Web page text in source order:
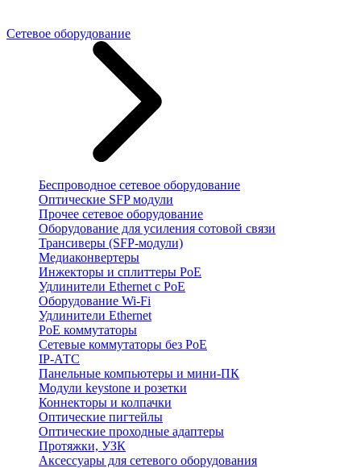
Сетевое оборудование
Беспроводное сетевое оборудование
Оптические SFP модули
Прочее сетевое оборудование
Оборудование для усиления сотовой связи
Трансиверы (SFP-модули)
Медиаконвертеры
Инжекторы и сплиттеры PoE
Удлинители Ethernet с PoE
Оборудование Wi-Fi
Удлинители Ethernet
PoE коммутаторы
Сетевые коммутаторы без PoE
IP-АТС
Панельные компьютеры и мини-ПК
Модули keystone и розетки
Коннекторы и колпачки
Оптические пигтейлы
Оптические проходные адаптеры
Протяжки, УЗК
Аксессуары для сетевого оборудования